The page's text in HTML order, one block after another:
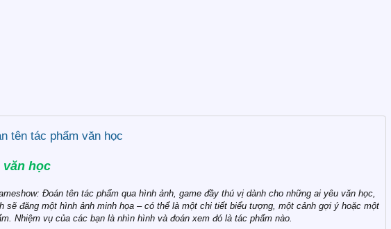
tên tác phẩm văn học
văn học​
Đoán tên tác phẩm qua hình ảnh, game đầy thú vị dành cho những ai yêu văn học,
sẽ đăng một hình ảnh minh họa – có thể là một chi tiết biểu tượng, một cảnh gợi ý hoặc một
Nhiệm vụ của các bạn là nhìn hình và đoán xem đó là tác phẩm nào.